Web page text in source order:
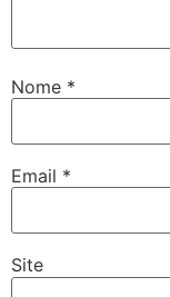
Nome *
Email *
Site